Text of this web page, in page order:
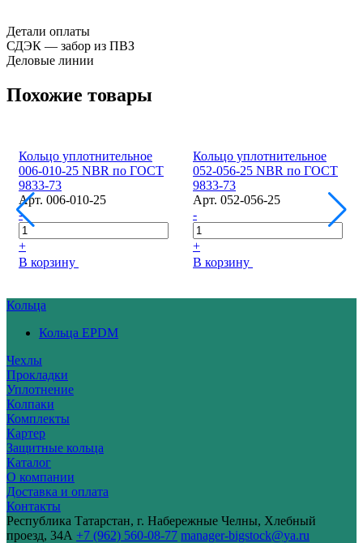
Детали оплаты
СДЭК — забор из ПВЗ
Деловые линии
Похожие товары
Кольцо уплотнительное
006-010-25 NBR по ГОСТ
9833-73
Арт. 006-010-25
-
+
В корзину
Кольцо уплотнительное
052-056-25 NBR по ГОСТ
9833-73
Арт. 052-056-25
-
+
В корзину
Кольца
Кольца EPDM
Чехлы
Прокладки
Уплотнение
Колпаки
Комплекты
Картер
Защитные кольца
Каталог
О компании
Доставка и оплата
Контакты
Республика Татарстан, г. Набережные Челны, Хлебный
проезд, 34А +7 (962) 560-08-77 manager-bigstock@ya.ru